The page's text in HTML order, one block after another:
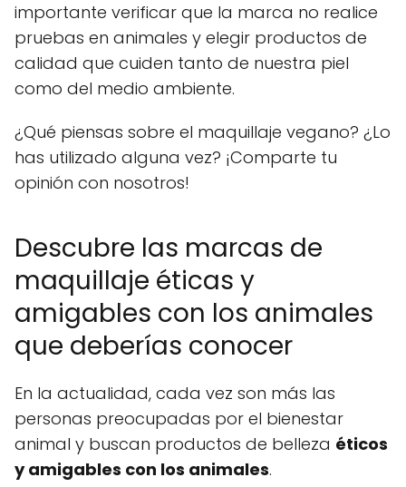
importante verificar que la marca no realice
pruebas en animales y elegir productos de
calidad que cuiden tanto de nuestra piel
como del medio ambiente.
¿Qué piensas sobre el maquillaje vegano? ¿Lo
has utilizado alguna vez? ¡Comparte tu
opinión con nosotros!
Descubre las marcas de
maquillaje éticas y
amigables con los animales
que deberías conocer
En la actualidad, cada vez son más las
personas preocupadas por el bienestar
animal y buscan productos de belleza éticos
y amigables con los animales.